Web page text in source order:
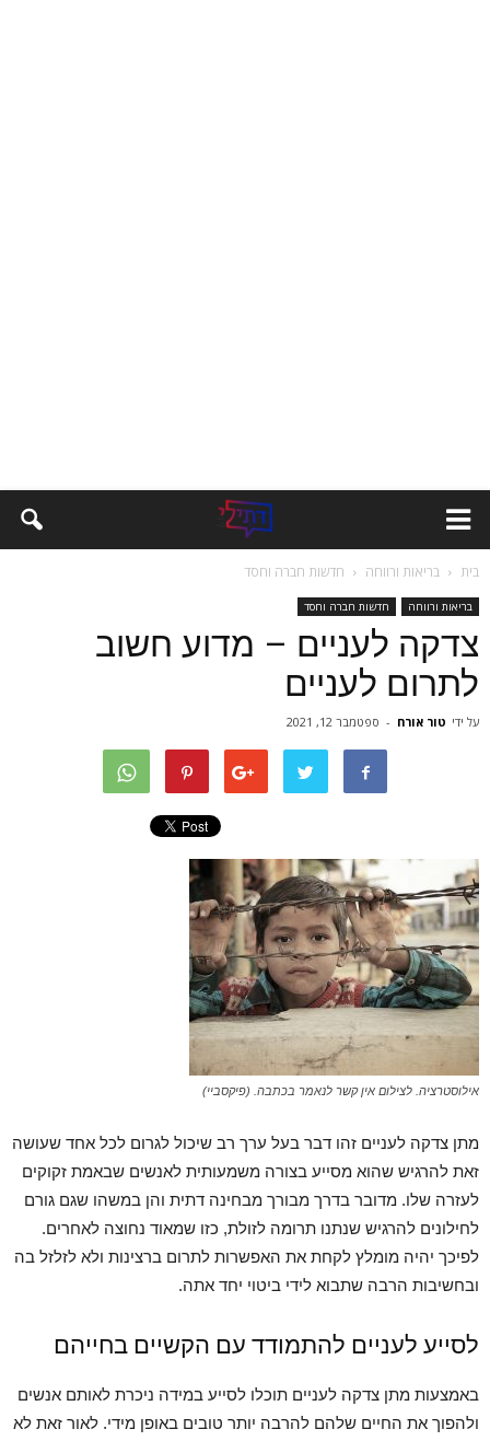
בית בריאות ורווחה חדשות חברה וחסד
בריאות ורווחה חדשות חברה וחסד
צדקה לעניים – מדוע חשוב
לתרום לעניים
על ידי טור אורח - ספטמבר 12, 2021
אילוסטרציה. לצילום אין קשר לנאמר בכתבה. (פיקסביי)
מתן צדקה לעניים זהו דבר בעל ערך רב שיכול לגרום לכל אחד שעושה
זאת להרגיש שהוא מסייע בצורה משמעותית לאנשים שבאמת זקוקים
לעזרה שלו. מדובר בדרך מבורך מבחינה דתית והן במשהו שגם גורם
לחילונים להרגיש שנתנו תרומה לזולת, כזו שמאוד נחוצה לאחרים.
לפיכך יהיה מומלץ לקחת את האפשרות לתרום ברצינות ולא לזלזל בה
ובחשיבות הרבה שתבוא לידי ביטוי יחד אתה.
לסייע לעניים להתמודד עם הקשיים בחייהם
באמצעות מתן צדקה לעניים תוכלו לסייע במידה ניכרת לאותם אנשים
ולהפוך את החיים שלהם להרבה יותר טובים באופן מידי. לאור זאת לא